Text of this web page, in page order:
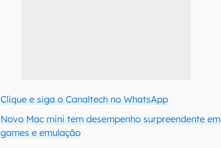
Clique e siga o Canaltech no WhatsApp
Novo Mac mini tem desempenho surpreendente em
games e emulação